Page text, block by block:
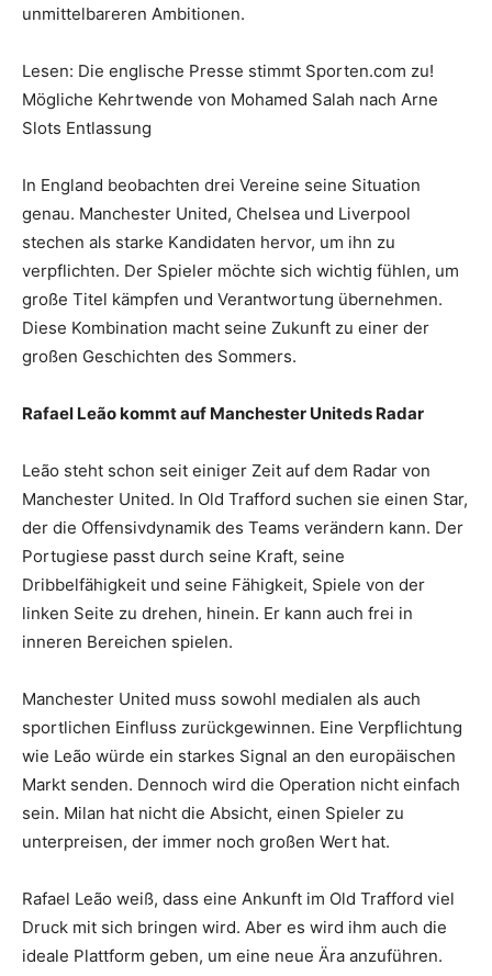
unmittelbareren Ambitionen.
Lesen: Die englische Presse stimmt Sporten.com zu!
Mögliche Kehrtwende von Mohamed Salah nach Arne
Slots Entlassung
In England beobachten drei Vereine seine Situation
genau. Manchester United, Chelsea und Liverpool
stechen als starke Kandidaten hervor, um ihn zu
verpflichten. Der Spieler möchte sich wichtig fühlen, um
große Titel kämpfen und Verantwortung übernehmen.
Diese Kombination macht seine Zukunft zu einer der
großen Geschichten des Sommers.
Rafael Leão kommt auf Manchester Uniteds Radar
Leão steht schon seit einiger Zeit auf dem Radar von
Manchester United. In Old Trafford suchen sie einen Star,
der die Offensivdynamik des Teams verändern kann. Der
Portugiese passt durch seine Kraft, seine
Dribbelfähigkeit und seine Fähigkeit, Spiele von der
linken Seite zu drehen, hinein. Er kann auch frei in
inneren Bereichen spielen.
Manchester United muss sowohl medialen als auch
sportlichen Einfluss zurückgewinnen. Eine Verpflichtung
wie Leão würde ein starkes Signal an den europäischen
Markt senden. Dennoch wird die Operation nicht einfach
sein. Milan hat nicht die Absicht, einen Spieler zu
unterpreisen, der immer noch großen Wert hat.
Rafael Leão weiß, dass eine Ankunft im Old Trafford viel
Druck mit sich bringen wird. Aber es wird ihm auch die
ideale Plattform geben, um eine neue Ära anzuführen.